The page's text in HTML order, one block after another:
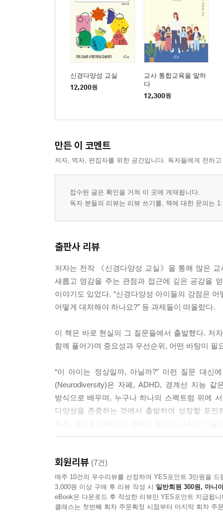
신경다양성 교실
12,200원
교사 통합교육을 말하
다
12,300원
만든 이 코멘트
저자, 역자, 편집자를 위한 공간입니다. 독자들에게 전하
접수된 글은 확인을 거쳐 이 곳에 게재됩니다.
독자 분들의 리뷰는 리뷰 쓰기를, 책에 대한 문의는
출판사 리뷰
저자는 전작 《신경다양성 교실》을 통해 많은
새롭고 영감을 주는 관점과 접근에 깊은 공감을
이야기도 있었다. “신경다양성 아이들의 강점은
어떻게 대처해야 하나요?” 등 과제들이 떠올랐다.
이 책은 바로 현실의 그 질문들에서 출발했다. 저
함께 풀어가며 중요성과 우선순위, 어떤 바탕이
“이 아이는 정상일까, 아닐까?” 이런 질문 대신
(Neurodiversity)은 자폐, ADHD, 경계선 지능
방식으로 배우며, 누구나 하나의 스펙트럼 위에
다양성을 존중하는 것에서 출발하여 성장할 포
교실에서 살아나는 순간, 한 아이를 둘러싼 학급
무엇이 달라졌는지도 구체적으로 보여준다. 인
이야기는 뇌과학과 심리학의 언어로 쉽게 풀린다.
그려진다. 이런 의미에서 이 책은 현장 교사와 부
회원리뷰 (7건)
매주 10건의 우수리뷰를 선정하여 YES포인트 3만원을 드
3,000원 이상 구매 후 리뷰 작성 시 일반회원 300원, 마니
eBook은 다운로드 후 작성한 리뷰만 YES포인트 지급됩니
클래스는 첫번째 회차 주문확정 시점부터 마지막 회차 주